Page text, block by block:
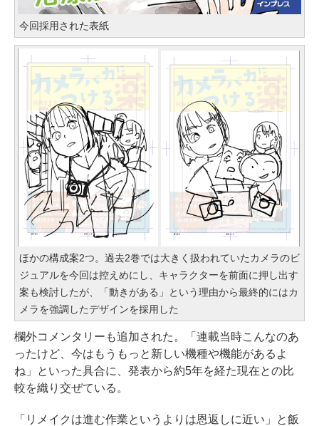
今回採用された表紙
ほかの構成案2つ。過去2巻では大きく扱われていたカメラのビ
ジュアルを今回は控えめにし、キャラクターを前面に押し出す
案も検討したが、「動きがある」という理由から最終的にはカ
メラを強調したデザインを採用した
欄外コメンタリーも追加された。「連載当時こんなのあ
ったけど、今はもうもっと新しい機種や機能があるよ
ね」といった具合に、発表から約5年を経た現在との比
較を織り交ぜている。
「リメイクは進む作業というよりは恩返しに近い」と飯